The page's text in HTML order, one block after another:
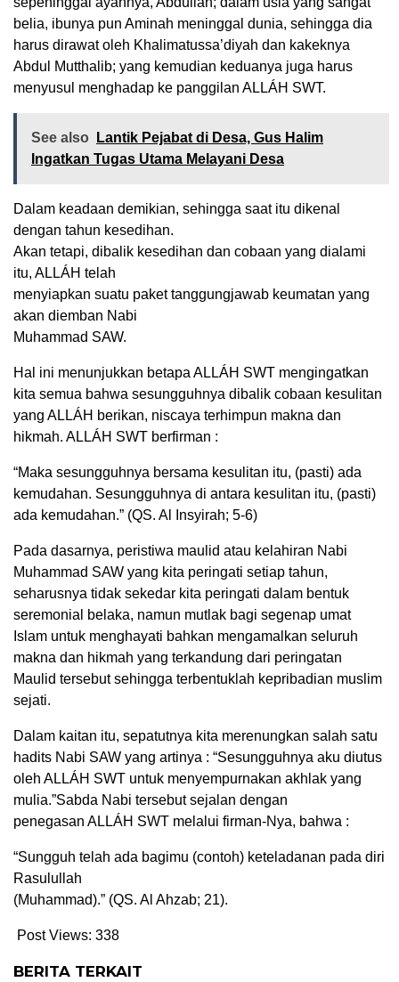
belia, ibunya pun Aminah meninggal dunia, sehingga dia
harus dirawat oleh Khalimatussa’diyah dan kakeknya
Abdul Mutthalib; yang kemudian keduanya juga harus
menyusul menghadap ke panggilan ALLÁH SWT.
See also
Lantik Pejabat di Desa, Gus Halim
Ingatkan Tugas Utama Melayani Desa
Dalam keadaan demikian, sehingga saat itu dikenal
dengan tahun kesedihan.
Akan tetapi, dibalik kesedihan dan cobaan yang dialami
itu, ALLÁH telah
menyiapkan suatu paket tanggungjawab keumatan yang
akan diemban Nabi
Muhammad SAW.
Hal ini menunjukkan betapa ALLÁH SWT mengingatkan
kita semua bahwa sesungguhnya dibalik cobaan kesulitan
yang ALLÁH berikan, niscaya terhimpun makna dan
hikmah. ALLÁH SWT berfirman :
“Maka sesungguhnya bersama kesulitan itu, (pasti) ada
kemudahan. Sesungguhnya di antara kesulitan itu, (pasti)
ada kemudahan.” (QS. Al Insyirah; 5-6)
Pada dasarnya, peristiwa maulid atau kelahiran Nabi
Muhammad SAW yang kita peringati setiap tahun,
seharusnya tidak sekedar kita peringati dalam bentuk
seremonial belaka, namun mutlak bagi segenap umat
Islam untuk menghayati bahkan mengamalkan seluruh
makna dan hikmah yang terkandung dari peringatan
Maulid tersebut sehingga terbentuklah kepribadian muslim
sejati.
Dalam kaitan itu, sepatutnya kita merenungkan salah satu
hadits Nabi SAW yang artinya : “Sesungguhnya aku diutus
oleh ALLÁH SWT untuk menyempurnakan akhlak yang
mulia.”Sabda Nabi tersebut sejalan dengan
penegasan ALLÁH SWT melalui firman-Nya, bahwa :
“Sungguh telah ada bagimu (contoh) keteladanan pada diri
Rasulullah
(Muhammad).” (QS. Al Ahzab; 21).
Post Views: 338
BERITA TERKAIT